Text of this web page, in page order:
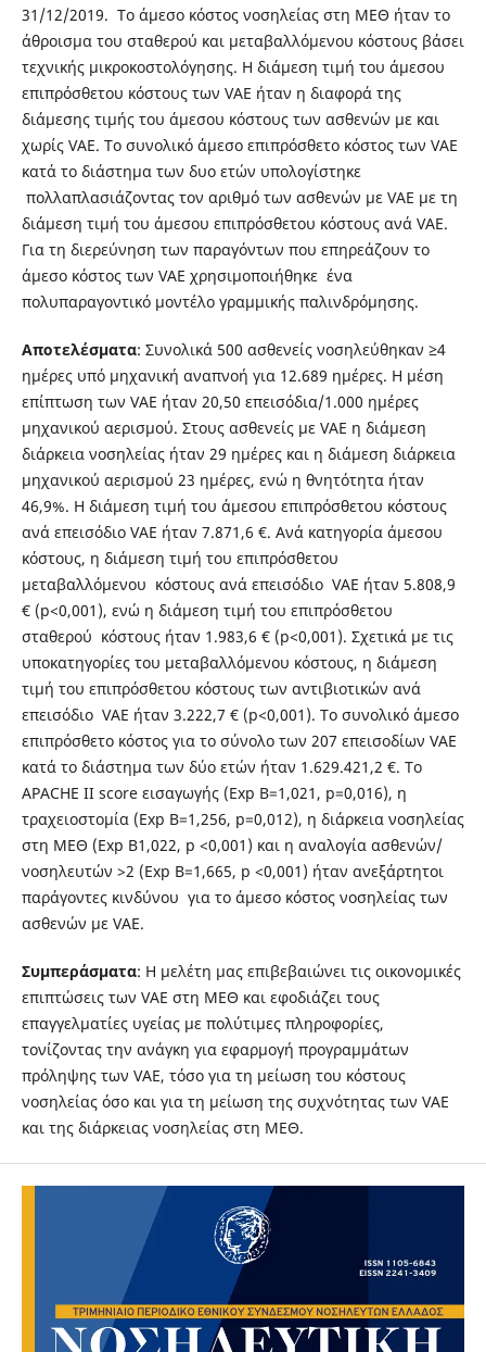
31/12/2019. Το άμεσο κόστος νοσηλείας στη ΜΕΘ ήταν το
άθροισμα του σταθερού και μεταβαλλόμενου κόστους βάσει
τεχνικής μικροκοστολόγησης. Η διάμεση τιμή του άμεσου
επιπρόσθετου κόστους των VAE ήταν η διαφορά της
διάμεσης τιμής του άμεσου κόστους των ασθενών με και
χωρίς VAE. Το συνολικό άμεσο επιπρόσθετο κόστος των VAE
κατά το διάστημα των δυο ετών υπολογίστηκε
πολλαπλασιάζοντας τον αριθμό των ασθενών με VAE με τη
διάμεση τιμή του άμεσου επιπρόσθετου κόστους ανά VAE.
Για τη διερεύνηση των παραγόντων που επηρεάζουν το
άμεσο κόστος των VAE χρησιμοποιήθηκε ένα
πολυπαραγοντικό μοντέλο γραμμικής παλινδρόμησης.
Αποτελέσματα: Συνολικά 500 ασθενείς νοσηλεύθηκαν ≥4
ημέρες υπό μηχανική αναπνοή για 12.689 ημέρες. Η μέση
επίπτωση των VAE ήταν 20,50 επεισόδια/1.000 ημέρες
μηχανικού αερισμού. Στους ασθενείς με VAE η διάμεση
διάρκεια νοσηλείας ήταν 29 ημέρες και η διάμεση διάρκεια
μηχανικού αερισμού 23 ημέρες, ενώ η θνητότητα ήταν
46,9%. Η διάμεση τιμή του άμεσου επιπρόσθετου κόστους
ανά επεισόδιο VAE ήταν 7.871,6 €. Ανά κατηγορία άμεσου
κόστους, η διάμεση τιμή του επιπρόσθετου
μεταβαλλόμενου κόστους ανά επεισόδιο VAE ήταν 5.808,9
€ (p<0,001), ενώ η διάμεση τιμή του επιπρόσθετου
σταθερού κόστους ήταν 1.983,6 € (p<0,001). Σχετικά με τις
υποκατηγορίες του μεταβαλλόμενου κόστους, η διάμεση
τιμή του επιπρόσθετου κόστους των αντιβιοτικών ανά
επεισόδιο VAE ήταν 3.222,7 € (p<0,001). Το συνολικό άμεσο
επιπρόσθετο κόστος για το σύνολο των 207 επεισοδίων VAE
κατά το διάστημα των δύο ετών ήταν 1.629.421,2 €. Το
APACHE II score εισαγωγής (Exp B=1,021, p=0,016), η
τραχειοστομία (Exp B=1,256, p=0,012), η διάρκεια νοσηλείας
στη ΜΕΘ (Exp B1,022, p <0,001) και η αναλογία ασθενών/
νοσηλευτών >2 (Exp B=1,665, p <0,001) ήταν ανεξάρτητοι
παράγοντες κινδύνου για το άμεσο κόστος νοσηλείας των
ασθενών με VAE.
Συμπεράσματα: Η μελέτη μας επιβεβαιώνει τις οικονομικές
επιπτώσεις των VAE στη ΜΕΘ και εφοδιάζει τους
επαγγελματίες υγείας με πολύτιμες πληροφορίες,
τονίζοντας την ανάγκη για εφαρμογή προγραμμάτων
πρόληψης των VAE, τόσο για τη μείωση του κόστους
νοσηλείας όσο και για τη μείωση της συχνότητας των VAE
και της διάρκειας νοσηλείας στη ΜΕΘ.